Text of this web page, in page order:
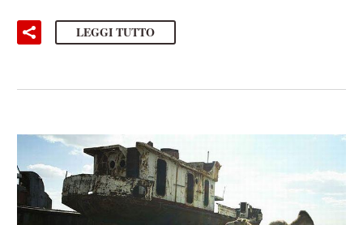
LEGGI TUTTO